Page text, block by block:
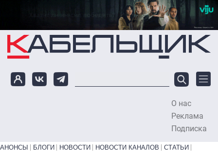
Перейти к основному содержанию
О нас
Реклама
Подписка
Primary links bottom
АНОНСЫ БЛОГИ НОВОСТИ НОВОСТИ КАНАЛОВ
СТАТЬИ